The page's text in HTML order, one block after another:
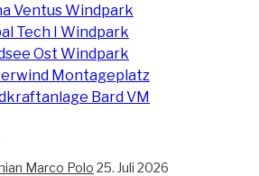
Ventus Windpark
Tech I Windpark
Ost Windpark
Montageplatz
Bard VM
Marco Polo 25. Juli 2026